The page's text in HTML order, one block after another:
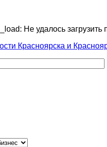
Не удалось загрузить